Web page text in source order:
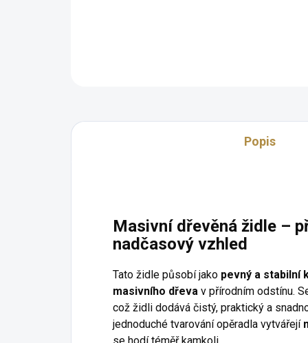
Popis
Masivní dřevěná židle –
nadčasový vzhled
Tato židle působí jako pevný a stabilní
masivního dřeva v přírodním odstínu.
což židli dodává čistý, praktický a
jednoduché tvarování opěradla vytvářejí